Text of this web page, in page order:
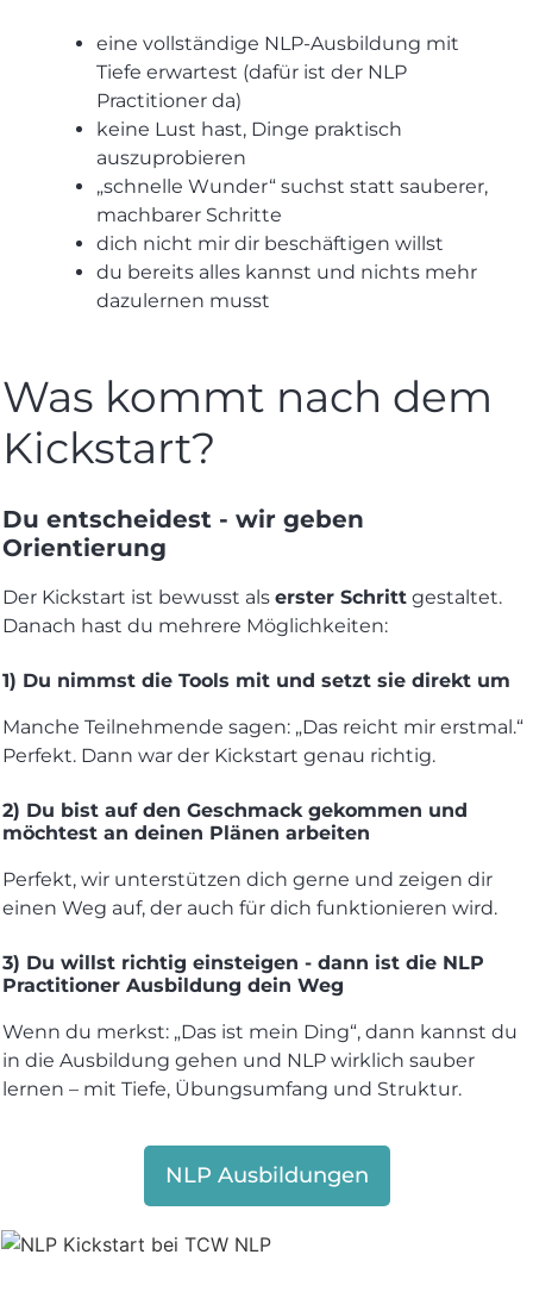
eine vollständige NLP-Ausbildung mit
Tiefe erwartest (dafür ist der NLP
Practitioner da)
keine Lust hast, Dinge praktisch
auszuprobieren
„schnelle Wunder“ suchst statt sauberer,
machbarer Schritte
dich nicht mir dir beschäftigen willst
du bereits alles kannst und nichts mehr
dazulernen musst
Was kommt nach dem
Kickstart?
Du entscheidest - wir geben
Orientierung
Der Kickstart ist bewusst als erster Schritt gestaltet.
Danach hast du mehrere Möglichkeiten:
1) Du nimmst die Tools mit und setzt sie direkt um
Manche Teilnehmende sagen: „Das reicht mir erstmal.“
Perfekt. Dann war der Kickstart genau richtig.
2) Du bist auf den Geschmack gekommen und
möchtest an deinen Plänen arbeiten
Perfekt, wir unterstützen dich gerne und zeigen dir
einen Weg auf, der auch für dich funktionieren wird.
3) Du willst richtig einsteigen - dann ist die NLP
Practitioner Ausbildung dein Weg
Wenn du merkst: „Das ist mein Ding“, dann kannst du
in die Ausbildung gehen und NLP wirklich sauber
lernen – mit Tiefe, Übungsumfang und Struktur.
NLP Ausbildungen